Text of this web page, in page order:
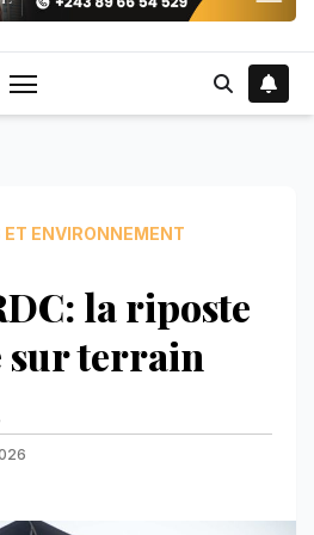
ENVIRONNEMENT
la riposte
sur terrain